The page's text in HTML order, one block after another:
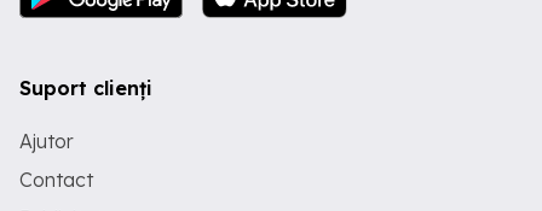
Suport clienți
Ajutor
Contact